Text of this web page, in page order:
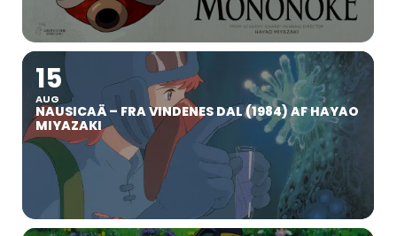
15
AUG
NAUSICAÄ – FRA VINDENES DAL (1984) AF HAYAO
MIYAZAKI